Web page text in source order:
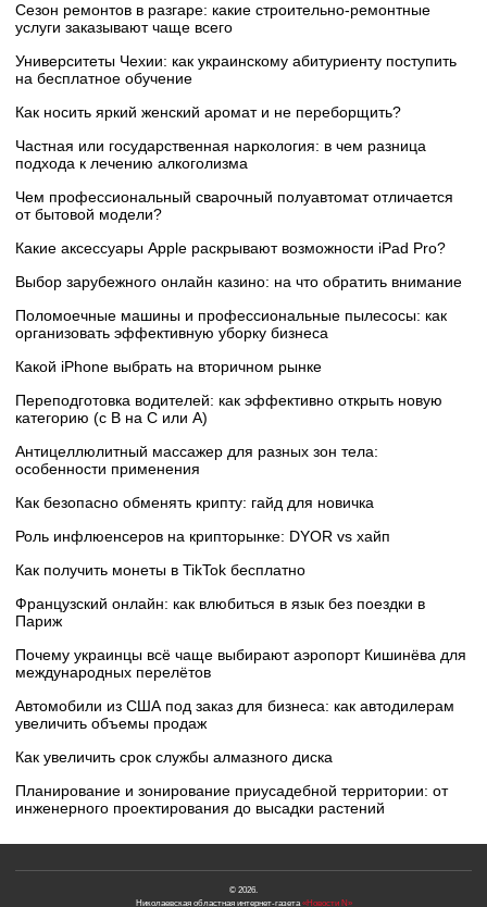
Сезон ремонтов в разгаре: какие строительно-ремонтные
услуги заказывают чаще всего
Университеты Чехии: как украинскому абитуриенту поступить
на бесплатное обучение
Как носить яркий женский аромат и не переборщить?
Частная или государственная наркология: в чем разница
подхода к лечению алкоголизма
Чем профессиональный сварочный полуавтомат отличается
от бытовой модели?
Какие аксессуары Apple раскрывают возможности iPad Pro?
Выбор зарубежного онлайн казино: на что обратить внимание
Поломоечные машины и профессиональные пылесосы: как
организовать эффективную уборку бизнеса
Какой iPhone выбрать на вторичном рынке
Переподготовка водителей: как эффективно открыть новую
категорию (с B на C или А)
Антицеллюлитный массажер для разных зон тела:
особенности применения
Как безопасно обменять крипту: гайд для новичка
Роль инфлюенсеров на крипторынке: DYOR vs хайп
Как получить монеты в TikTok бесплатно
Французский онлайн: как влюбиться в язык без поездки в
Париж
Почему украинцы всё чаще выбирают аэропорт Кишинёва для
международных перелётов
Автомобили из США под заказ для бизнеса: как автодилерам
увеличить объемы продаж
Как увеличить срок службы алмазного диска
Планирование и зонирование приусадебной территории: от
инженерного проектирования до высадки растений
© 2026.
Николаевская областная интернет-газета«Новости N»